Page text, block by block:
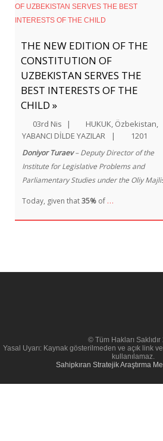
THE NEW EDITION OF THE
CONSTITUTION OF
UZBEKISTAN SERVES THE
BEST INTERESTS OF THE
CHILD »
03rd Nis | HUKUK, Özbekistan,
YABANCI DİLDE YAZILAR
| 1201
Doniyor Turaev– Deputy Director of the
Institute for Legislative Problems and
Parliamentary Studies under the Oliy
Today, given that35% of …
© Tüm Hakları Saklıdır
Yasal Uyarı: Kaynak gösterilmeden ve açık link
kullanılamaz.
Sahipkıran Stratejik Araştırma